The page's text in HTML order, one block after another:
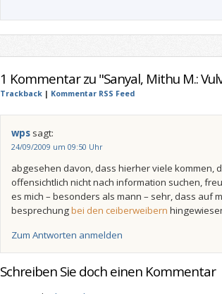
1 Kommentar zu "Sanyal, Mithu M.:
Trackback | Kommentar RSS Feed
wps sagt:
24/09/2009 um 09:50 Uhr
abgesehen davon, dass hierher viele kommen,
offensichtlich nicht nach information suchen,
es mich – besonders als mann – sehr, dass auf
besprechungbei den ceiberweibern
Zum Antworten anmelden
Schreiben Sie doch einen Kommentar